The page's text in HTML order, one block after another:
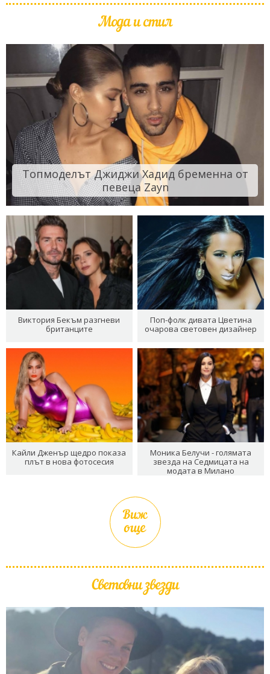
Мода и стил
Топмоделът Джиджи Хадид бременна от
певеца Zayn
Виктория Бекъм разгневи
британците
Поп-фолк дивата Цветина
очарова световен дизайнер
Кайли Дженър щедро показа
плът в нова фотосесия
Моника Белучи - голямата
звезда на Седмицата на
модата в Милано
Виж
още
Световни звезди